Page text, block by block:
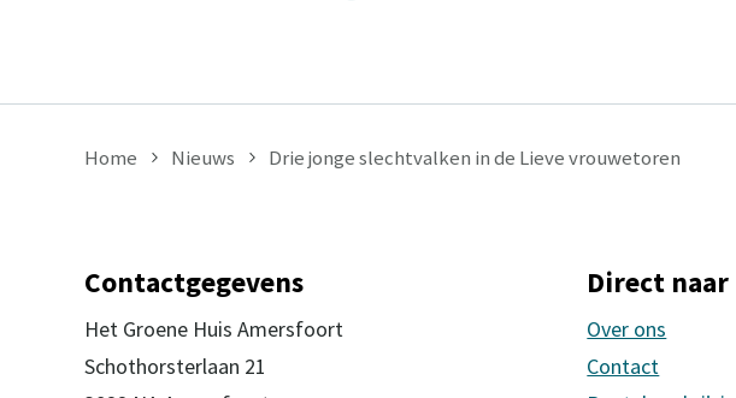
Home Nieuws Drie jonge slechtvalken in de Lieve vrouwetoren
Contactgegevens
Het Groene Huis Amersfoort
Schothorsterlaan 21
Direct naar
Over ons
Contact